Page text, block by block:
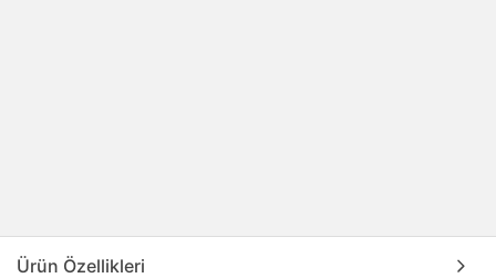
Ürün Özellikleri